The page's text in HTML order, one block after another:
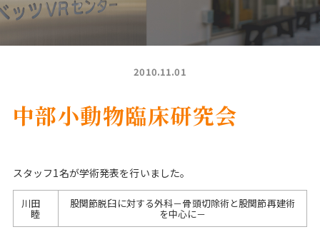
2010.11.01
中部小動物臨床研究会
スタッフ1名が学術発表を行いました。
川田
睦
股関節脱臼に対する外科－骨頭切除術と股関節再建術
を中心に－